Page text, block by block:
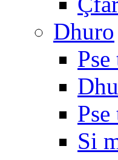
Dhuro
Si